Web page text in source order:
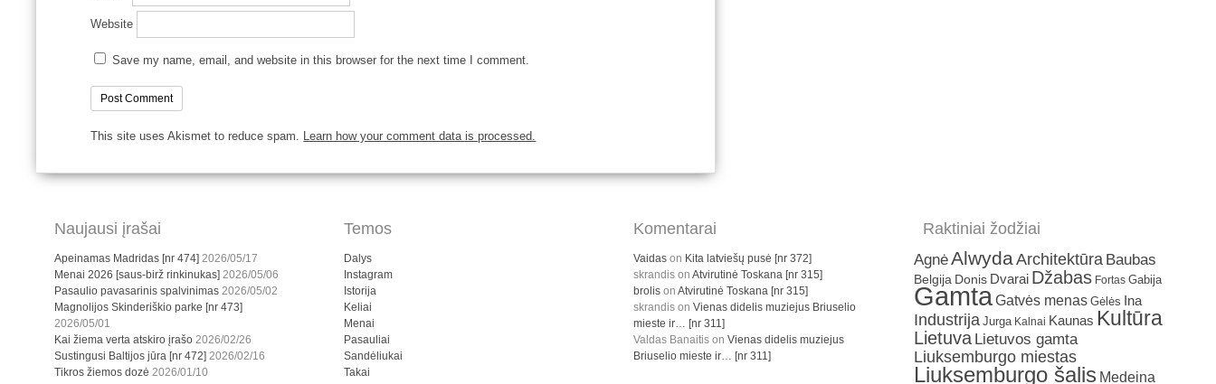
Website
Save my name, email, and website in this browser for the next time I comment.
This site uses Akismet to reduce spam. Learn how your comment data is processed.
Naujausi įrašai
Apeinamas Madridas [nr 474] 2026/05/17
Menai 2026 [saus-birž rinkinukas] 2026/05/06
Pasaulio pavasarinis spalvinimas 2026/05/02
Magnolijos Skinderiškio parke [nr 473]
2026/05/01
Kai žiema verta atskiro įrašo 2026/02/26
Sustingusi Baltijos jūra [nr 472] 2026/02/16
Tikros žiemos dozė 2026/01/10
Temos
Dalys
Instagram
Istorija
Keliai
Menai
Pasauliai
Sandėliukai
Takai
Komentarai
Vaidas on Kita latviešų pusė [nr 372]
skrandis onAtvirutinė Toskana [nr 315]
brolis onAtvirutinė Toskana [nr 315]
skrandis onVienas didelis muziejus Briuselio
mieste ir… [nr 311]
Valdas Banaitis onVienas didelis muziejus
Briuselio mieste ir… [nr 311]
Raktiniai žodžiai
AgnėAlwydaArchitektūra Baubas
Belgija Donis Dvarai Džabas Fortas Gabija
GamtaGatvės menas Gėlės Ina
Industrija Jurga Kalnai Kaunas Kultūra
Lietuva Lietuvos gamta
Liuksemburgo miestas
Liuksemburgo šalis Medeina